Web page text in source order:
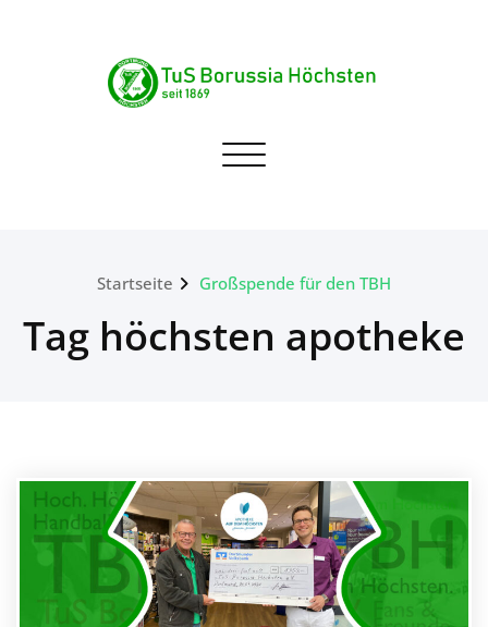
TuS Borussia Höchsten
Navigation umschalten
Startseite Großspende für den TBH
Tag höchsten apotheke